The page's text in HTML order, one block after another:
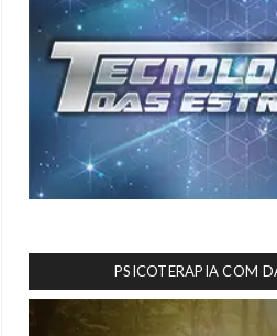
PSICOTERAPIA COM